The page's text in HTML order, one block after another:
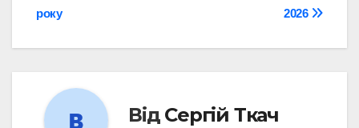
2026
року
Від Сергій Ткач